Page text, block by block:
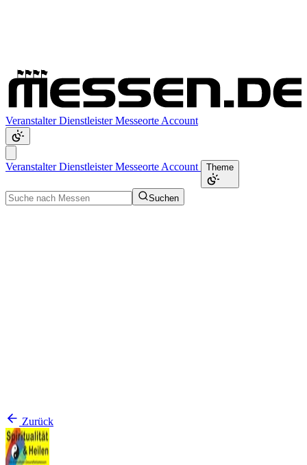
VeranstalterDienstleisterMesseorte Account
VeranstalterDienstleisterMesseorte Account Theme
Suchen
Zurück